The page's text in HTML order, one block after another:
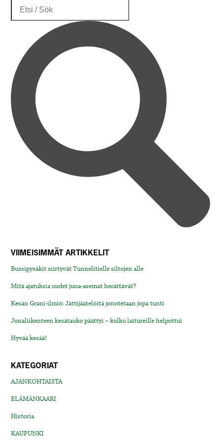
VIIMEISIMMÄT ARTIKKELIT
Bussipysäkit siirtyvät Tunnelitielle siltojen alle
Mitä ajatuksia uudet juna-asemat herättävät?
Kesän Grani-ilmiö: Jättijäätelöitä jonotetaan jopa tunti
Junaliikenteen kesätauko päättyi – kulku laitureille helpottui
Hyvää kesää!
KATEGORIAT
AJANKOHTAISTA
ELÄMÄNKAARI
Historia
KAUPUNKI